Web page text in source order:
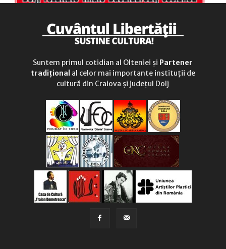
Suntem primul cotidian al Olteniei și Partener
tradițional al celor mai importante instituții de
cultură din Craiova și județul Dolj